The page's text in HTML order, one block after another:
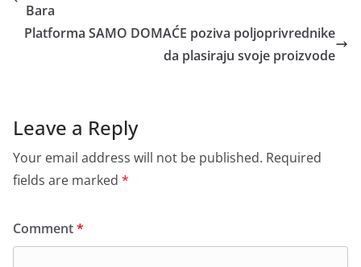
Bara
Platforma SAMO DOMAĆE poziva poljoprivrednike
da plasiraju svoje proizvode
Leave a Reply
Your email address will not be published. Required
fields are marked *
Comment*